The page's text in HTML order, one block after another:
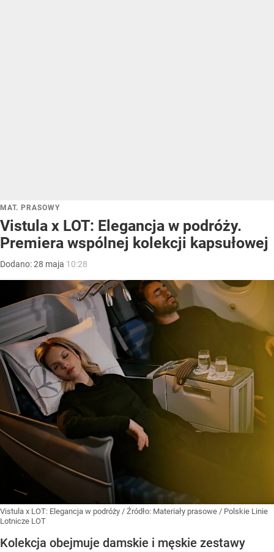
MAT. PRASOWY
Vistula x LOT: Elegancja w podróży.
Premiera wspólnej kolekcji kapsułowej
Dodano:28 maja 10:28
Vistula x LOT: Elegancja w podróży / Źródło: Materiały prasowe / Polskie Linie
Lotnicze LOT
Kolekcja obejmuje damskie i męskie zestawy